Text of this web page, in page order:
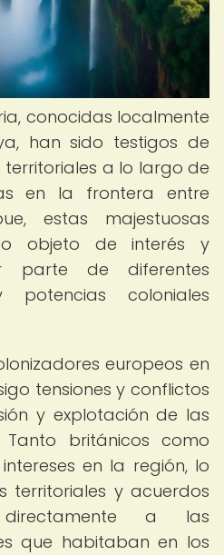
conocidas localmente
han sido testigos de
a lo largo de
en la frontera entre
estas majestuosas
objeto de interés y
parte de diferentes
coloniales
europeos en
tensiones y conflictos
y explotación de las
británicos como
en la región, lo
territoriales y acuerdos
a las
que habitaban en los